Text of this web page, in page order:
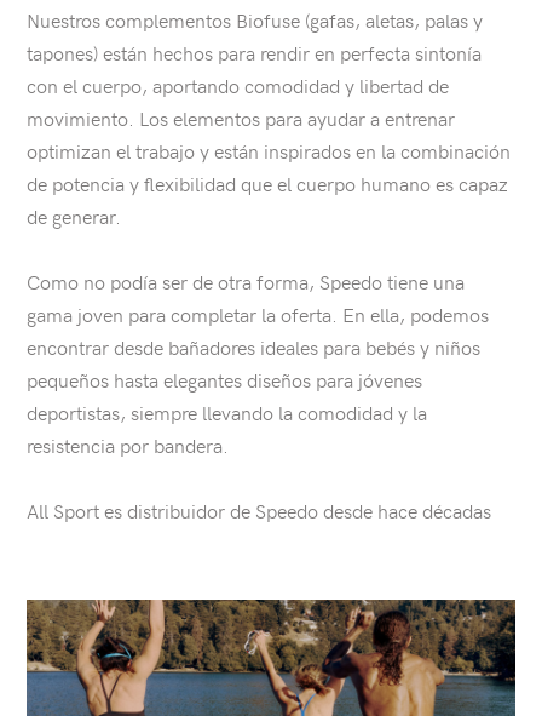
Nuestros complementos Biofuse (gafas, aletas, palas y
tapones) están hechos para rendir en perfecta sintonía
con el cuerpo, aportando comodidad y libertad de
movimiento. Los elementos para ayudar a entrenar
optimizan el trabajo y están inspirados en la combinación
de potencia y flexibilidad que el cuerpo humano es capaz
de generar.
Como no podía ser de otra forma, Speedo tiene una
gama joven para completar la oferta. En ella, podemos
encontrar desde bañadores ideales para bebés y niños
pequeños hasta elegantes diseños para jóvenes
deportistas, siempre llevando la comodidad y la
resistencia por bandera.
All Sport es distribuidor de Speedo desde hace décadas
articles.list
Ver
artículo:
NEVER
FEAR
FAILURE:
FOUR